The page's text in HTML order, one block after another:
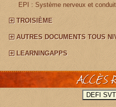
EPI : Système nerveux et
TROISIÈME
AUTRES DOCUMENTS TOUS
LEARNINGAPPS
ACCÈS